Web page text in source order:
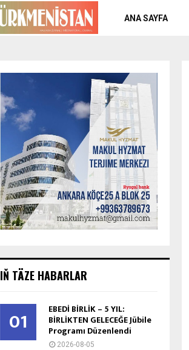
ANA SAYFA
IŇ TÄZE HABARLAR
01 EBEDİ BİRLİK – 5 YIL:
BİRLİKTEN GELECEĞE Jübile
Programı Düzenlendi
2026-08-05